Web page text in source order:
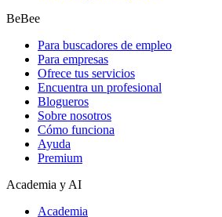
BeBee
Para buscadores de empleo
Para empresas
Ofrece tus servicios
Encuentra un profesional
Blogueros
Sobre nosotros
Cómo funciona
Ayuda
Premium
Academia y AI
Academia